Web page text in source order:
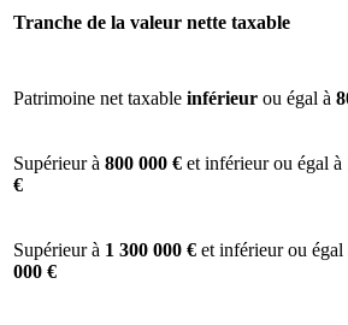
Tranche de la valeur nette taxable
Patrimoine net taxable inférieur ou égal à
Supérieur à 800 000 € et inférieur ou égal à
€
Supérieur à 1 300 000 € et inférieur ou égal
000 €